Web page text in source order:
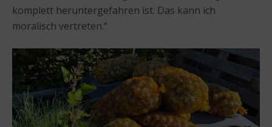
komplett heruntergefahren ist. Das kann ich
moralisch vertreten.“